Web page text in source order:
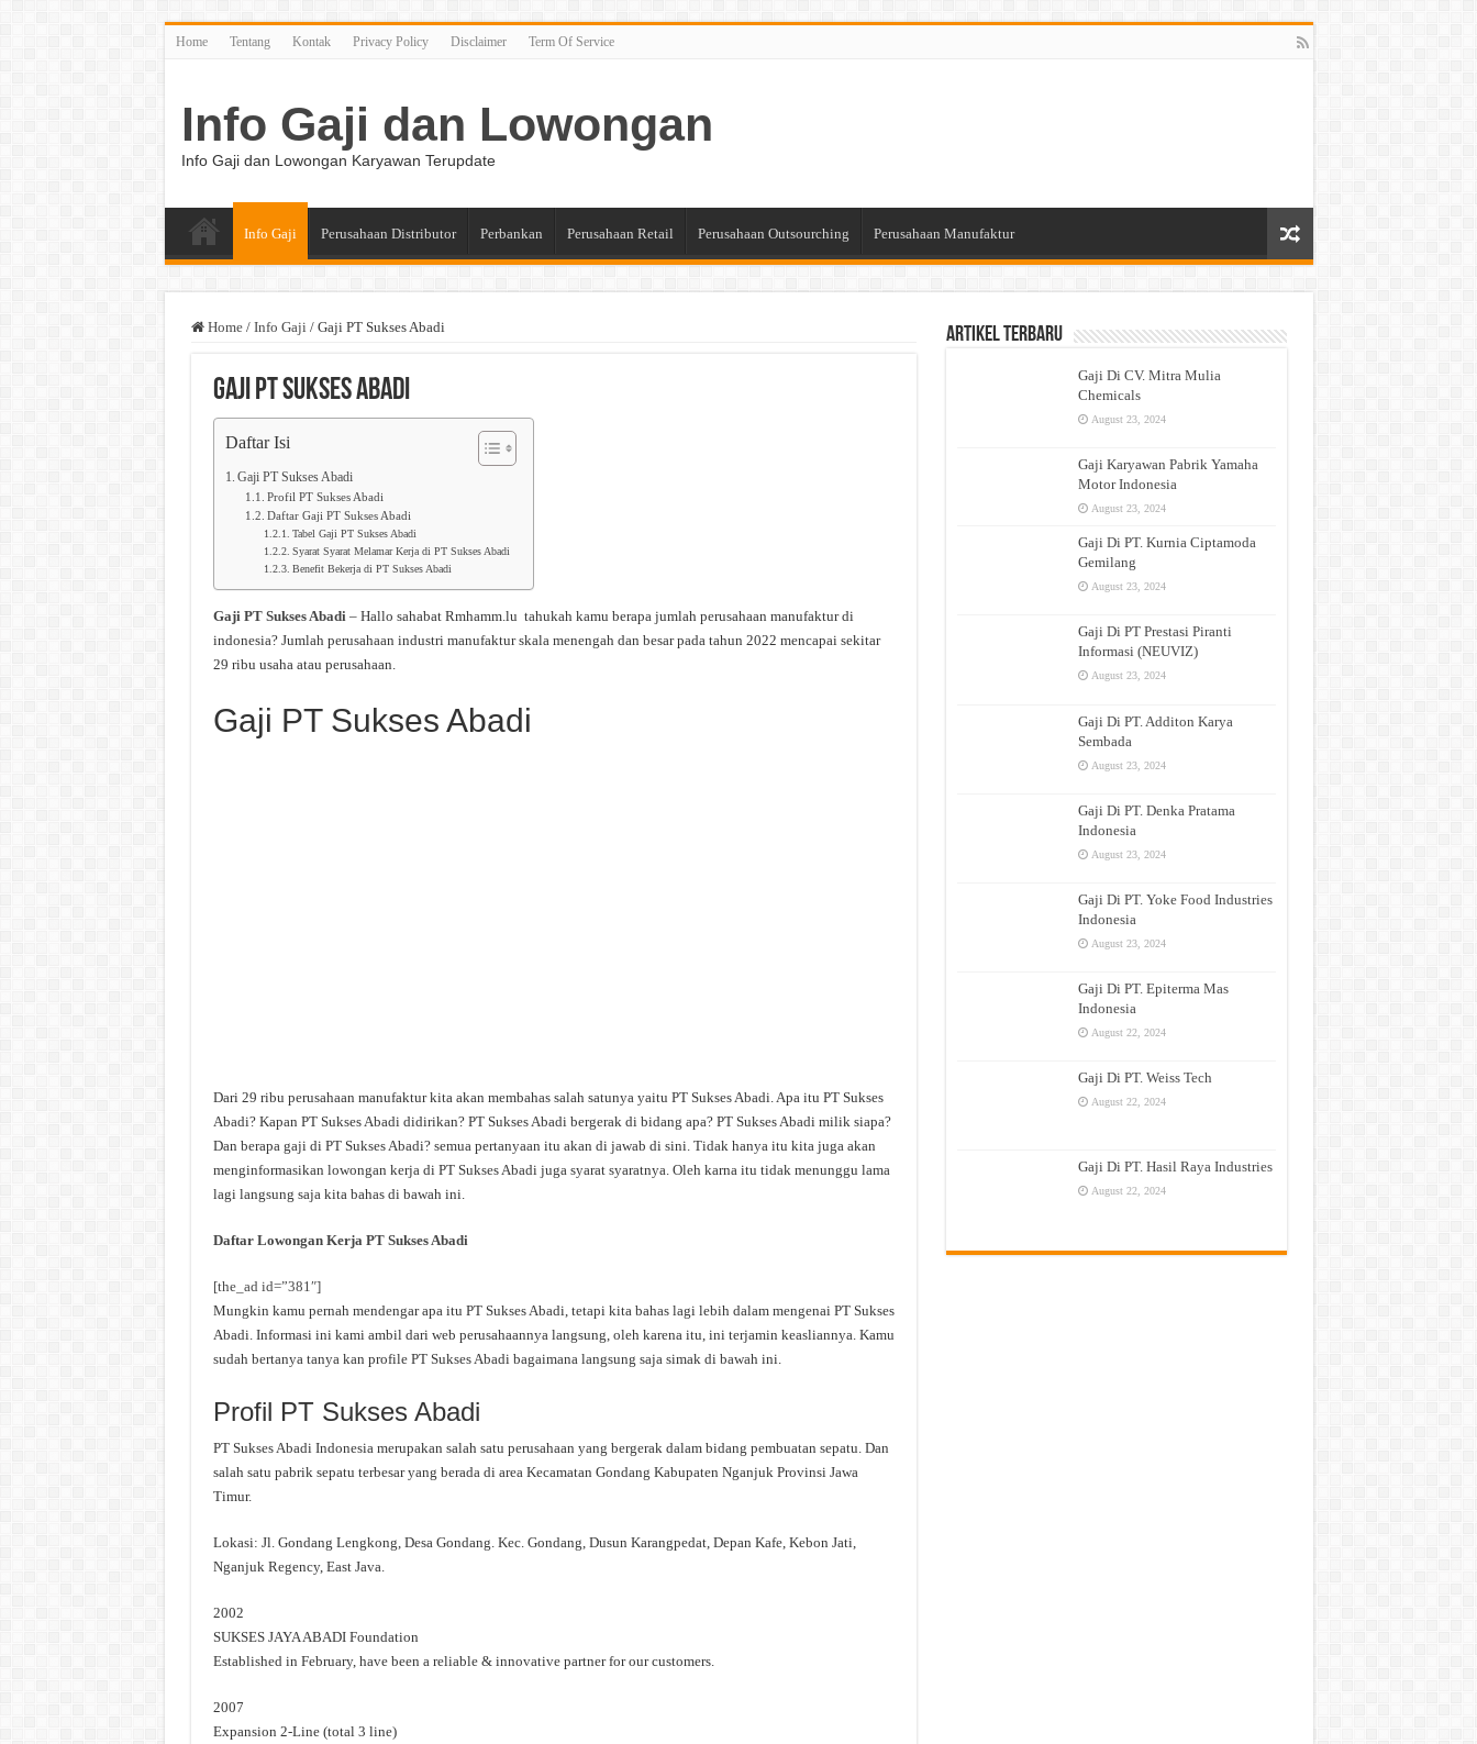
Home Tentang Kontak Privacy Policy Disclaimer Term Of Service
Info Gaji dan Lowongan
Info Gaji dan Lowongan Karyawan Terupdate
Info Gaji Perusahaan Distributor Perbankan Perusahaan Retail Perusahaan Outsourching Perusahaan Manufaktur
Home / Info Gaji / Gaji PT Sukses Abadi
Gaji PT Sukses Abadi
Daftar Isi
Gaji PT Sukses Abadi
Profil PT Sukses Abadi
Daftar Gaji PT Sukses Abadi
Tabel Gaji PT Sukses Abadi
Syarat Syarat Melamar Kerja di PT Sukses Abadi
Benefit Bekerja di PT Sukses Abadi
Gaji PT Sukses Abadi– Hallo sahabat Rmhamm.lu tahukah kamu berapa jumlah perusahaan manufaktur di
indonesia? Jumlah perusahaan industri manufaktur skala menengah dan besar pada tahun 2022 mencapai sekitar
29 ribu usaha atau perusahaan.
Gaji PT Sukses Abadi
Dari 29 ribu perusahaan manufaktur kita akan membahas salah satunya yaitu PT Sukses Abadi. Apa itu PT Sukses
Abadi? Kapan PT Sukses Abadi didirikan? PT Sukses Abadi bergerak di bidang apa? PT Sukses Abadi milik siapa?
Dan berapa gaji di PT Sukses Abadi? semua pertanyaan itu akan di jawab di sini. Tidak hanya itu kita juga akan
menginformasikan lowongan kerja di PT Sukses Abadi juga syarat syaratnya. Oleh karna itu tidak menunggu lama
lagi langsung saja kita bahas di bawah ini.
Daftar Lowongan Kerja PT Sukses Abadi
[the_ad id=”381″]
Mungkin kamu pernah mendengar apa itu PT Sukses Abadi, tetapi kita bahas lagi lebih dalam mengenai PT Sukses
Abadi. Informasi ini kami ambil dari web perusahaannya langsung, oleh karena itu, ini terjamin keasliannya. Kamu
sudah bertanya tanya kan profile PT Sukses Abadi bagaimana langsung saja simak di bawah ini.
Profil PT Sukses Abadi
PT Sukses Abadi Indonesia merupakan salah satu perusahaan yang bergerak dalam bidang pembuatan sepatu. Dan
salah satu pabrik sepatu terbesar yang berada di area Kecamatan Gondang Kabupaten Nganjuk Provinsi Jawa
Timur.
Lokasi: Jl. Gondang Lengkong, Desa Gondang. Kec. Gondang, Dusun Karangpedat, Depan Kafe, Kebon Jati,
Nganjuk Regency, East Java.
2002
SUKSES JAYA ABADI Foundation
Established in February, have been a reliable & innovative partner for our customers.
2007
Expansion 2-Line (total 3 line)
Artikel Terbaru
Gaji Di CV. Mitra Mulia
Chemicals
August 23, 2024
Gaji Karyawan Pabrik Yamaha
Motor Indonesia
August 23, 2024
Gaji Di PT. Kurnia Ciptamoda
Gemilang
August 23, 2024
Gaji Di PT Prestasi Piranti
Informasi (NEUVIZ)
August 23, 2024
Gaji Di PT. Additon Karya
Sembada
August 23, 2024
Gaji Di PT. Denka Pratama
Indonesia
August 23, 2024
Gaji Di PT. Yoke Food Industries
Indonesia
August 23, 2024
Gaji Di PT. Epiterma Mas
Indonesia
August 22, 2024
Gaji Di PT. Weiss Tech
August 22, 2024
Gaji Di PT. Hasil Raya Industries
August 22, 2024